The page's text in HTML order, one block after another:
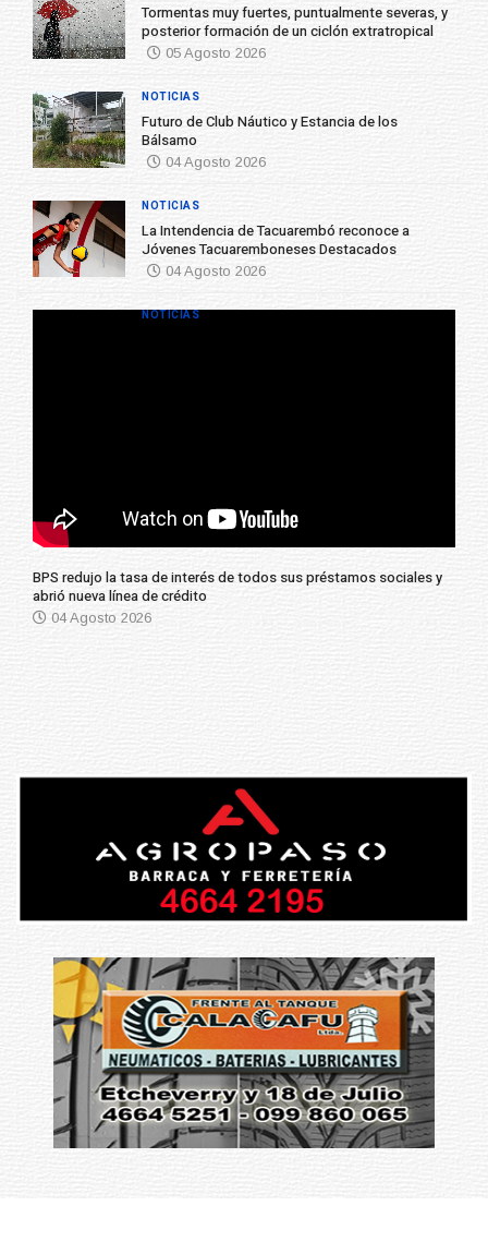
Tormentas muy fuertes, puntualmente severas, y
posterior formación de un ciclón extratropical
05 Agosto 2026
Futuro de Club Náutico y Estancia de los
Bálsamo
04 Agosto 2026
NOTICIAS
La Intendencia de Tacuarembó reconoce a
Jóvenes Tacuaremboneses Destacados
04 Agosto 2026
NOTICIAS
BPS redujo la tasa de interés de todos sus préstamos sociales y
abrió nueva línea de crédito
04 Agosto 2026
NOTICIAS